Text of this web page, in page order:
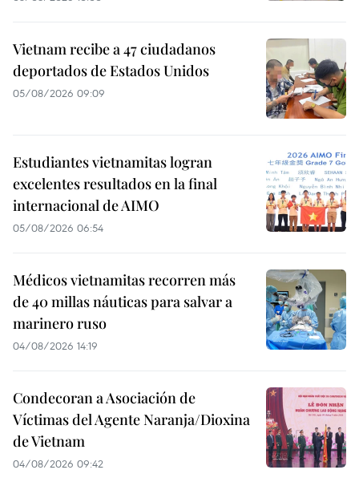
Vietnam recibe a 47 ciudadanos
deportados de Estados Unidos
05/08/2026 09:09
Estudiantes vietnamitas logran
excelentes resultados en la final
internacional de AIMO
05/08/2026 06:54
Médicos vietnamitas recorren más
de 40 millas náuticas para salvar a
marinero ruso
04/08/2026 14:19
Condecoran a Asociación de
Víctimas del Agente Naranja/Dioxina
de Vietnam
04/08/2026 09:42